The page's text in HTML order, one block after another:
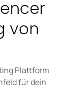
von
Plattform
für dein